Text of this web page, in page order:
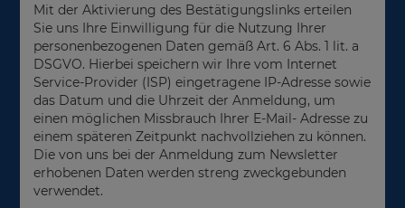
Mit der Aktivierung des Bestätigungslinks erteilen
Sie uns Ihre Einwilligung für die Nutzung Ihrer
personenbezogenen Daten gemäß Art. 6 Abs. 1 lit. a
DSGVO. Hierbei speichern wir Ihre vom Internet
Service-Provider (ISP) eingetragene IP-Adresse sowie
das Datum und die Uhrzeit der Anmeldung, um
einen möglichen Missbrauch Ihrer E-Mail- Adresse zu
einem späteren Zeitpunkt nachvollziehen zu können.
Die von uns bei der Anmeldung zum Newsletter
erhobenen Daten werden streng zweckgebunden
verwendet.